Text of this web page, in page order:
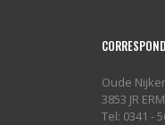
Oude
3853 JR
Tel: 0341 -